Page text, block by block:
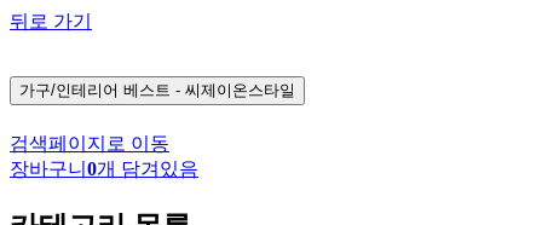
뒤로 가기
가구/인테리어 베스트 - 씨제이온스타일
검색페이지로 이동
장바구니 0개 담겨있음